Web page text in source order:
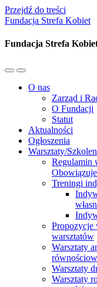
Przejdź do treści
Fundacja Strefa Kobiet
Fundacja Strefa
Przełącz
mobilne
Przełącz
pole
wyszukiwania
O nas
Zarząd i
O Fundacji
Statut
Aktualności
Ogłoszenia
Warsztaty/
Regulamin
Treningi
Propozycje
warsztatów
Warsztaty
Warsztaty
Warsztaty